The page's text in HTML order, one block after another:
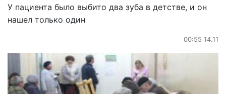
У пациента было выбито два зуба в детстве, и он
нашел только один
00:55 14.11